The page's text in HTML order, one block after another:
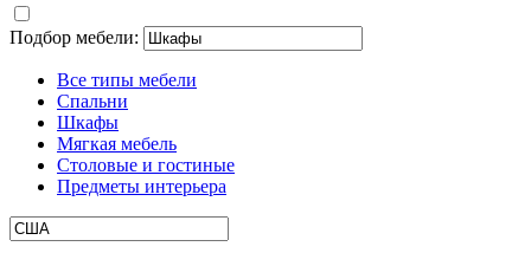
Подбор мебели:
Все типы мебели
Спальни
Шкафы
Мягкая мебель
Столовые и гостиные
Предметы интерьера